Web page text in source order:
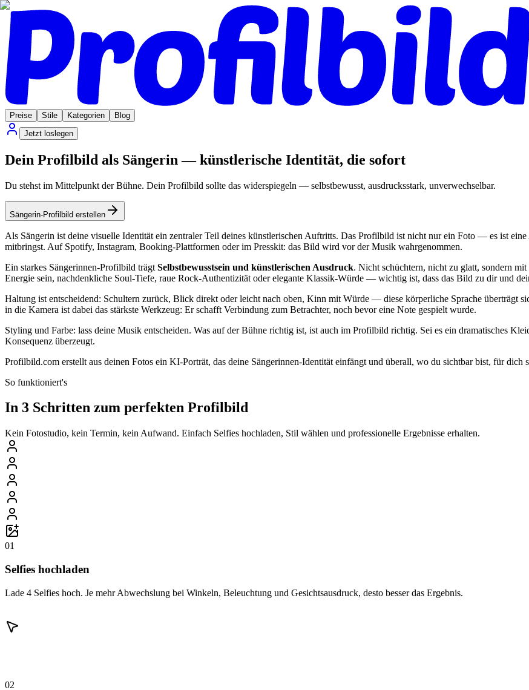
Preise Stile Kategorien
Blog
Jetzt loslegen
Dein Profilbild als Sängerin — künstlerische Identität, die sofort
Du stehst im Mittelpunkt der Bühne. Dein Profilbild sollte das widerspiegeln — selbstbewusst, ausdrucksstark, unverwechselbar.
Sängerin-Profilbild erstellen
Als Sängerin ist deine visuelle Identität ein zentraler Teil deines künstlerischen Auftritts. Das Profilbild ist nicht nur ein Foto — es ist
mitbringst. Auf Spotify, Instagram, Booking-Plattformen oder im Presskit: das Bild wird vor der Musik wahrgenommen.
Ein starkes Sängerinnen-Profilbild trägt Selbstbewusstsein und künstlerischen Ausdruck. Nicht schüchtern, nicht zu glatt, sondern
Energie sein, nachdenkliche Soul-Tiefe, raue Rock-Authentizität oder elegante Klassik-Würde — wichtig ist, dass das Bild zu dir und
Haltung ist entscheidend: Schultern zurück, Blick direkt oder leicht nach oben, Kinn mit Würde — diese körperliche Sprache überträgt
in die Kamera ist dabei das stärkste Werkzeug: Er schafft Verbindung zum Betrachter, noch bevor eine Note gespielt wurde.
Styling und Farbe: lass deine Musik entscheiden. Was auf der Bühne richtig ist, ist auch im Profilbild richtig. Sei es ein dramatisches
Konsequenz überzeugt.
Profilbild.com erstellt aus deinen Fotos ein KI-Porträt, das deine Sängerinnen-Identität einfängt und überall, wo du sichtbar bist, für dich
So funktioniert's
In 3 Schritten zum perfekten Profilbild
Kein Fotostudio, kein Termin, kein Aufwand. Einfach Selfies hochladen, Stil wählen und professionelle Ergebnisse erhalten.
01
Selfies hochladen
Lade 4 Selfies hoch. Je mehr Abwechslung bei Winkeln, Beleuchtung und Gesichtsausdruck, desto besser das Ergebnis.
02